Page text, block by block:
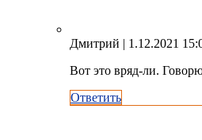
Дмитрий | 1.12.2021
Вот это вряд-ли.
Ответить